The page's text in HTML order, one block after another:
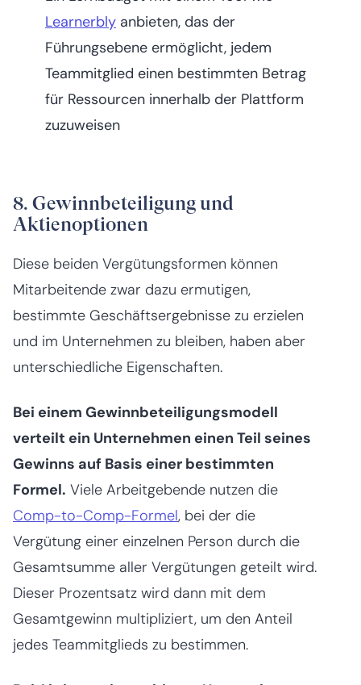
Learnerbly anbieten, das der
Führungsebene ermöglicht, jedem
Teammitglied einen bestimmten Betrag
für Ressourcen innerhalb der Plattform
zuzuweisen
8. Gewinnbeteiligung und
Aktienoptionen
Diese beiden Vergütungsformen können
Mitarbeitende zwar dazu ermutigen,
bestimmte Geschäftsergebnisse zu erzielen
und im Unternehmen zu bleiben, haben aber
unterschiedliche Eigenschaften.
Bei einem Gewinnbeteiligungsmodell
verteilt ein Unternehmen einen Teil seines
Gewinns auf Basis einer bestimmten
Formel. Viele Arbeitgebende nutzen die
Comp-to-Comp-Formel, bei der die
Vergütung einer einzelnen Person durch die
Gesamtsumme aller Vergütungen geteilt wird.
Dieser Prozentsatz wird dann mit dem
Gesamtgewinn multipliziert, um den Anteil
jedes Teammitglieds zu bestimmen.